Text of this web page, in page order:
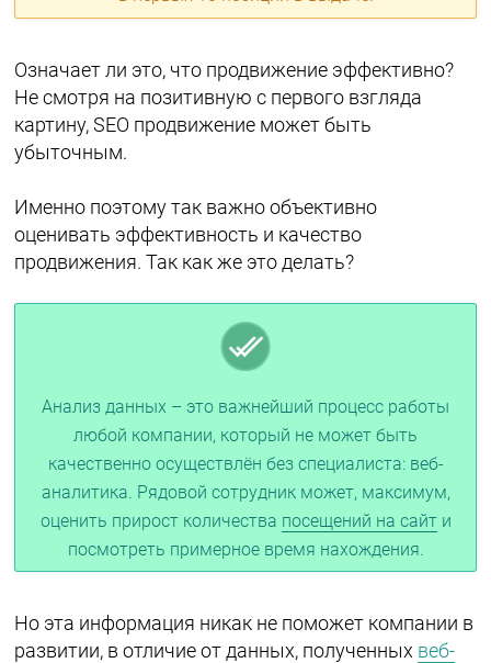
Означает ли это, что продвижение эффективно?
Не смотря на позитивную с первого взгляда
картину, SEO продвижение может быть
убыточным.
Именно поэтому так важно объективно
оценивать эффективность и качество
продвижения. Так как же это делать?
Анализ данных – это важнейший процесс работы
любой компании, который не может быть
качественно осуществлён без специалиста: веб-
аналитика. Рядовой сотрудник может, максимум,
оценить прирост количества посещений на сайти
посмотреть примерное время нахождения.
Но эта информация никак не поможет компании в
развитии, в отличие от данных, полученных веб-